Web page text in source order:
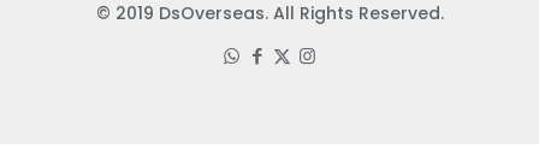
© 2019 DsOverseas. All Rights Reserved.